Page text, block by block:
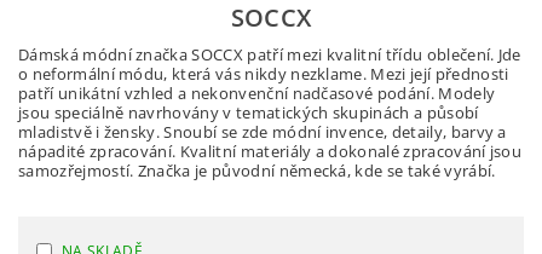
SOCCX
Dámská módní značka SOCCX patří mezi kvalitní třídu oblečení. Jde
o neformální módu, která vás nikdy nezklame. Mezi její přednosti
patří unikátní vzhled a nekonvenční nadčasové podání. Modely
jsou speciálně navrhovány v tematických skupinách a působí
mladistvě i žensky. Snoubí se zde módní invence, detaily, barvy a
nápadité zpracování. Kvalitní materiály a dokonalé zpracování jsou
samozřejmostí. Značka je původní německá, kde se také vyrábí.